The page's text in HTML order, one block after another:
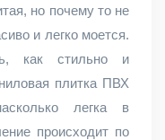
но почему то не
и легко моется.
как стильно и
плитка ПВХ
легка в
происходит по